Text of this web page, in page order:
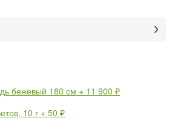
бежевый 180 см + 11 900 ₽
10 г + 50 ₽